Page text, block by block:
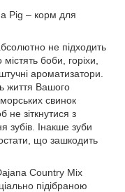
Pig – корм для
не підходить
боби, горіхи,
ароматизатори.
життя Вашого
свинок
зіткнутися з
зубів. Інакше зуби
що зашкодить
Country Mix
підібраною